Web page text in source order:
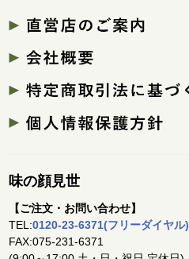
味の顔見世
【ご注文・お問い合わせ】
TEL:0120-23-6371(フリーダイヤル)
FAX:075-231-6371